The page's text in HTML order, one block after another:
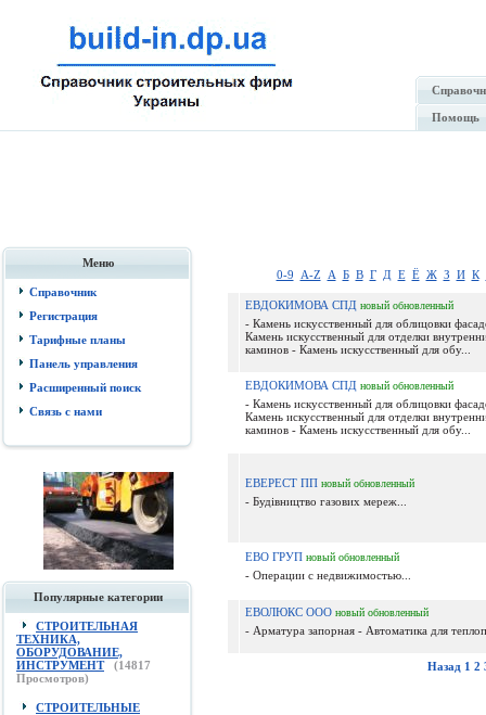
Помощь
Меню
Справочник
Регистрация
Тарифные планы
Панель управления
Расширенный поиск
Связь с нами
Популярные категории
СТРОИТЕЛЬНАЯ
ТЕХНИКА,
ОБОРУДОВАНИЕ,
ИНСТРУМЕНТ
(14817
Просмотров)
СТРОИТЕЛЬНЫЕ
0-9 A-Z А Б В Г Д Е Ё Ж З И К
ЕВДОКИМОВА СПД новый обновленный
- Камень искусственный для облицовки
Камень искусственный для отделки
каминов - Камень искусственный для обу...
ЕВДОКИМОВА СПД новый обновленный
- Камень искусственный для облицовки
Камень искусственный для отделки
каминов - Камень искусственный для обу...
ЕВЕРЕСТ ПП новый обновленный
- Будівництво газових мереж...
ЕВО ГРУП новый обновленный
- Операции с недвижимостью...
ЕВОЛЮКС ООО новый обновленный
- Арматура запорная - Автоматика для
Назад 1 2